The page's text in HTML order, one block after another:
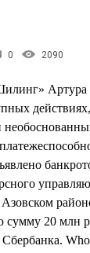
0 2090
сумму 20 млн